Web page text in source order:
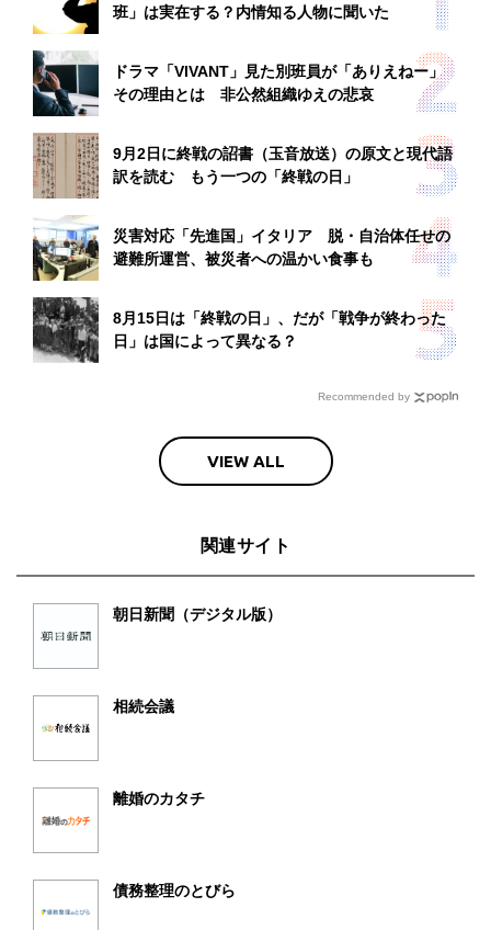
班」は実在する？内情知る人物に聞いた
ドラマ「VIVANT」見た別班員が「ありえねー」
その理由とは 非公然組織ゆえの悲哀
9月2日に終戦の詔書（玉音放送）の原文と現代語
訳を読む もう一つの「終戦の日」
災害対応「先進国」イタリア 脱・自治体任せの
避難所運営、被災者への温かい食事も
8月15日は「終戦の日」、だが「戦争が終わった
日」は国によって異なる？
Recommended by
VIEW ALL
関連サイト
朝日新聞（デジタル版）
相続会議
離婚のカタチ
債務整理のとびら